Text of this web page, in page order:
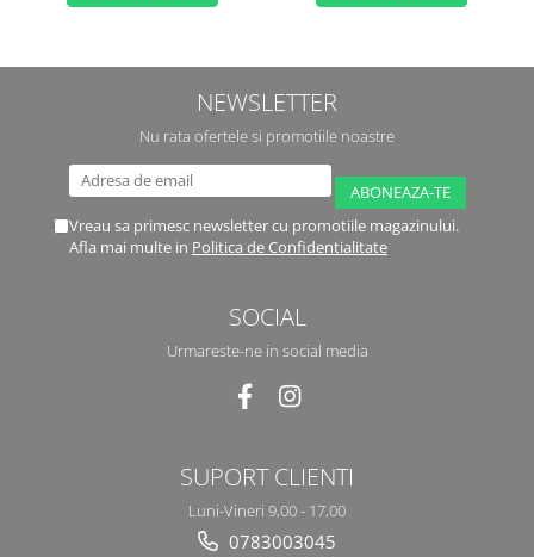
NEWSLETTER
Nu rata ofertele si promotiile noastre
Vreau sa primesc newsletter cu promotiile magazinului.
Afla mai multe in Politica de Confidentialitate
SOCIAL
Urmareste-ne in social media
SUPORT CLIENTI
Luni-Vineri 9,00 - 17,00
0783003045